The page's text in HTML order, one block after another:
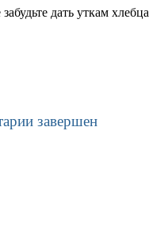
дать уткам
завершен